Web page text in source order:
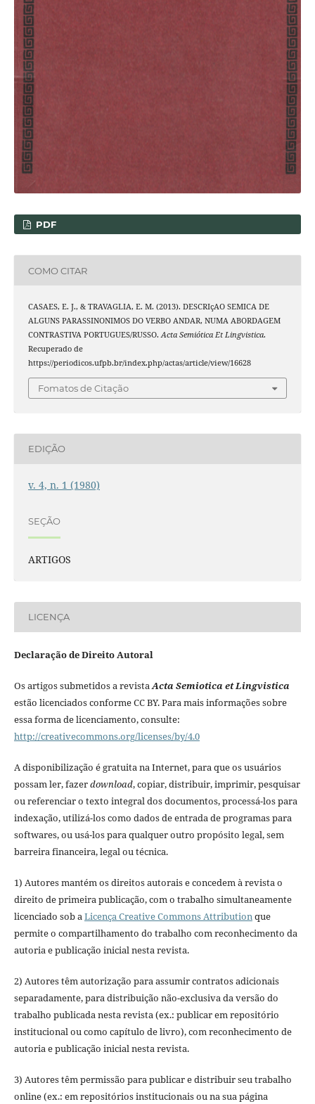
PDF
COMO CITAR
CASAES, E. J., & TRAVAGLIA, E. M. (2013). DESCRIçAO SEMICA DE
ALGUNS PARASSINONIMOS DO VERBO ANDAR, NUMA ABORDAGEM
CONTRASTIVA PORTUGUES/RUSSO.Acta Semiótica Et Lingvistica.
Recuperado de
https://periodicos.ufpb.br/index.php/actas/article/view/16628
Fomatos de Citação
EDIÇÃO
v. 4, n. 1 (1980)
SEÇÃO
ARTIGOS
LICENÇA
Declaração de Direito Autoral
Os artigos submetidos a revistaActa Semiotica et Lingvistica
estão licenciados conforme CC BY. Para mais informações sobre
essa forma de licenciamento, consulte:
http://creativecommons.org/licenses/by/4.0
A disponibilização é gratuita na Internet, para que os usuários
possam ler, fazerdownload, copiar, distribuir, imprimir, pesquisar
ou referenciar o texto integral dos documentos, processá-los para
indexação, utilizá-los como dados de entrada de programas para
softwares, ou usá-los para qualquer outro propósito legal, sem
barreira financeira, legal ou técnica.
1) Autores mantém os direitos autorais e concedem à revista o
direito de primeira publicação, com o trabalho simultaneamente
licenciado sob aLicença Creative Commons Attributionque
permite o compartilhamento do trabalho com reconhecimento da
autoria e publicação inicial nesta revista.
2) Autores têm autorização para assumir contratos adicionais
separadamente, para distribuição não-exclusiva da versão do
trabalho publicada nesta revista (ex.: publicar em repositório
institucional ou como capítulo de livro), com reconhecimento de
autoria e publicação inicial nesta revista.
3) Autores têm permissão para publicar e distribuir seu trabalho
online (ex.: em repositórios institucionais ou na sua página